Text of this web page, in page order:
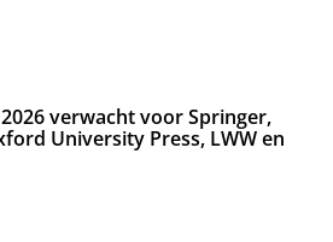
verwacht voor Springer,
University Press, LWW en